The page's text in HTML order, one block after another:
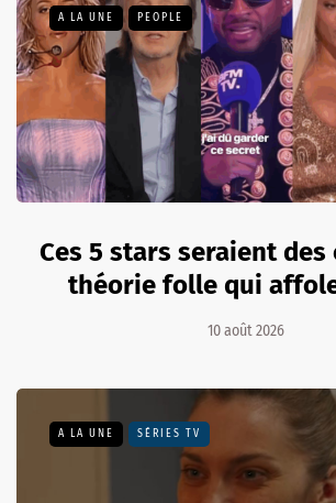
A LA UNE PEOPLE
Ces 5 stars seraient des
théorie folle qui
10 août 2026
A LA UNE SÉRIES TV